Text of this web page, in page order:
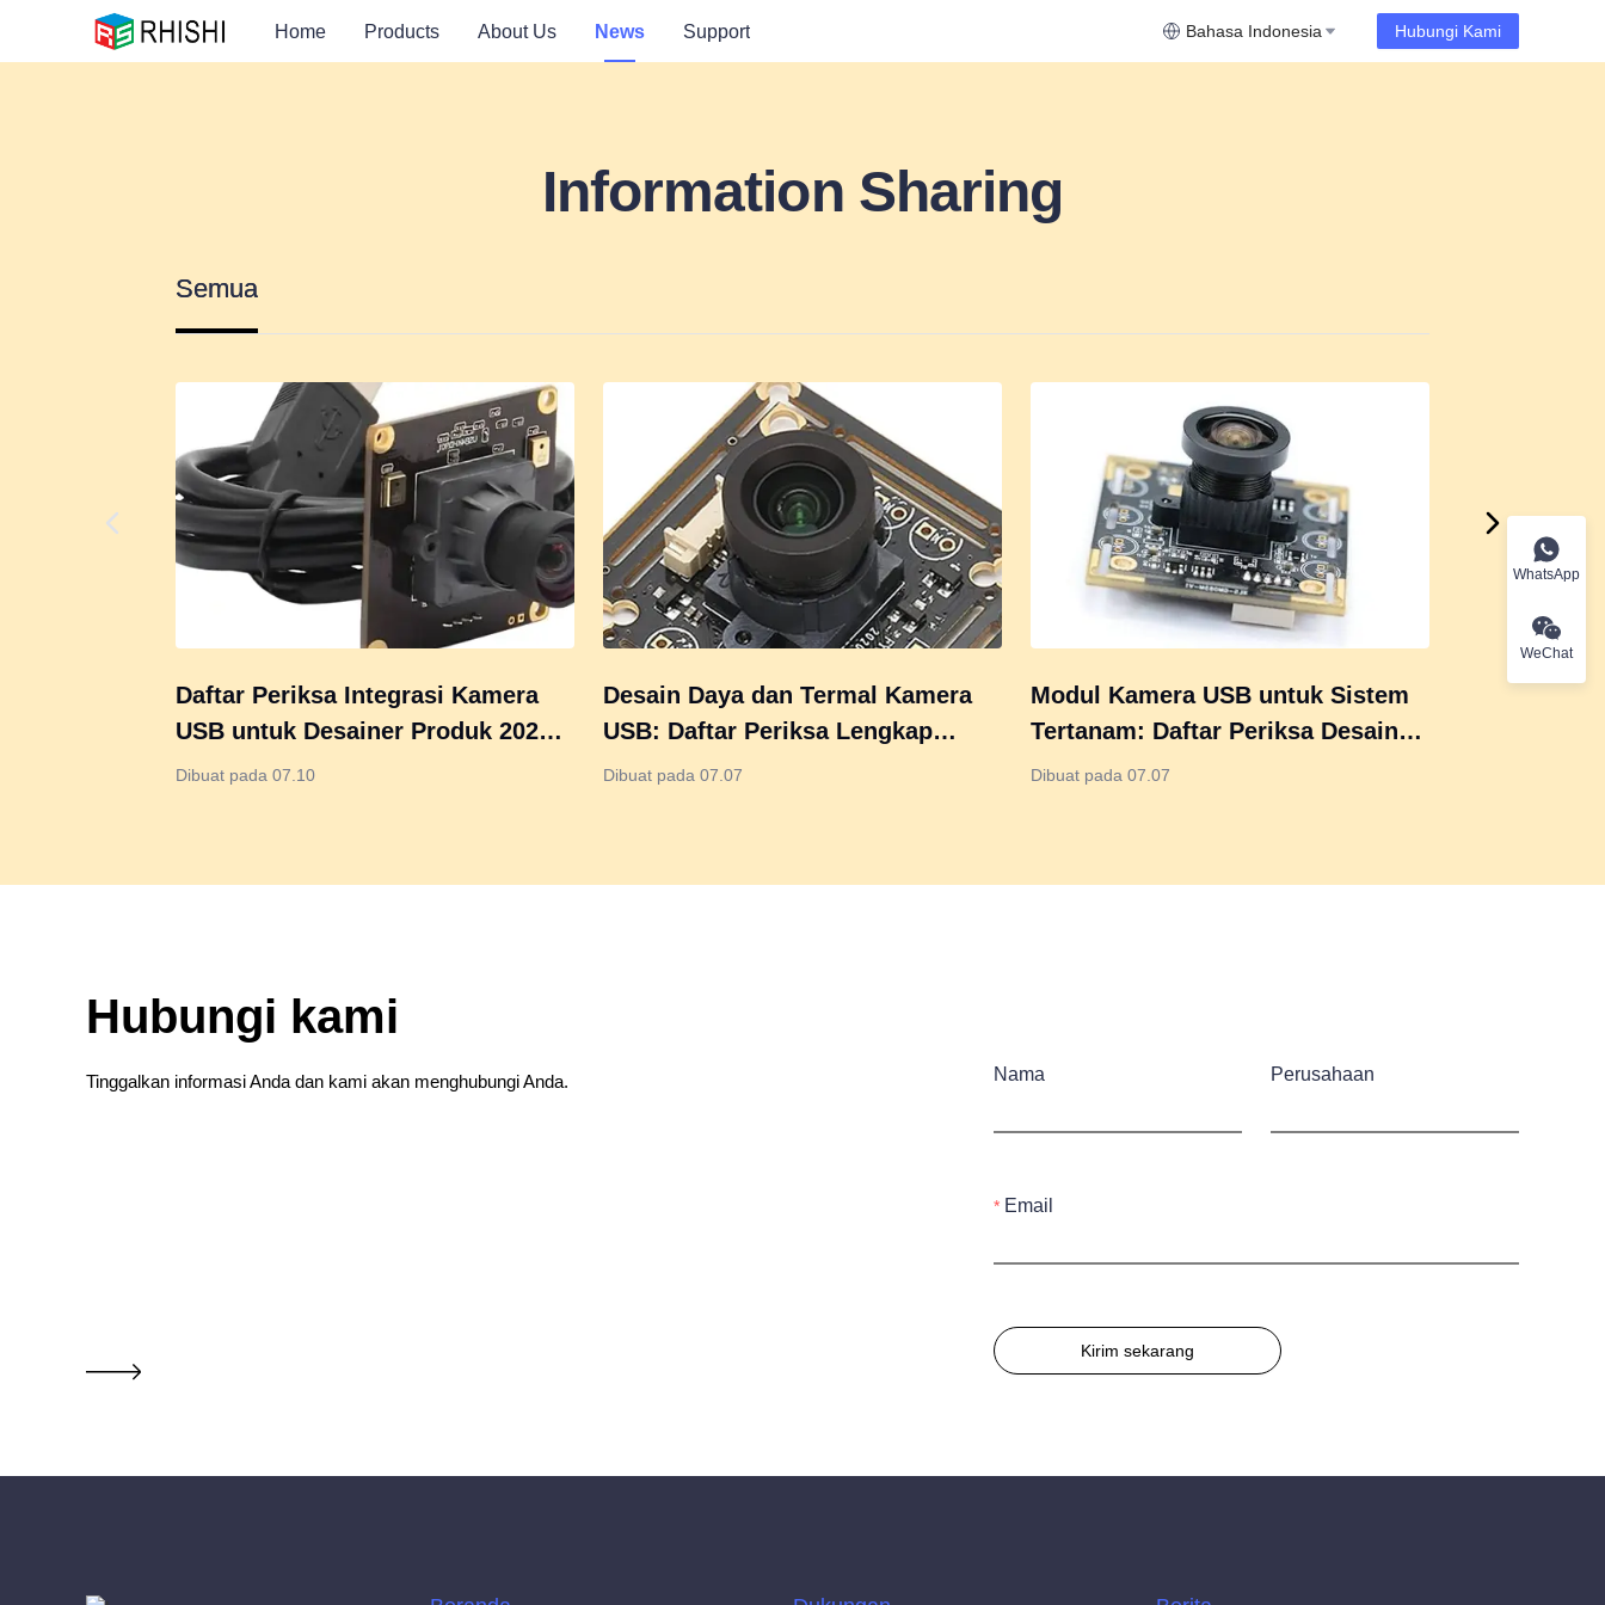
Home Products About Us News Support Bahasa Indonesia Hubungi Kami
Information Sharing
Semua
Daftar Periksa Integrasi Kamera
USB untuk Desainer Produk 2026 –
Hindari Jebakan & Tingkatkan
Dibuat pada 07.10
Desain Daya dan Termal Kamera
USB: Daftar Periksa Lengkap
untuk Keandalan & Kinerja
Dibuat pada 07.07
Modul Kamera USB untuk Sistem
Tertanam: Daftar Periksa Desain
Lengkap
Dibuat pada 07.07
Hubungi kami
Tinggalkan informasi Anda dan kami akan menghubungi Anda. Nama Perusahaan
Email
Kirim sekarang
WhatsApp
WeChat